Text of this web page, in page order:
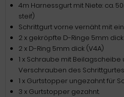
4m Harnessgurt mit Niete: ca.
steif)
Schrittgurt vorne vernäht mit
2 x gekröpfte D-Ringe 5mm dick
2 x D-Ring 5mm dick (V4A)
1 x Schraube mit
Verschrauben des
1 x Gurtstopper ungezahnt für
3 x Gurtstopper gezahnt.